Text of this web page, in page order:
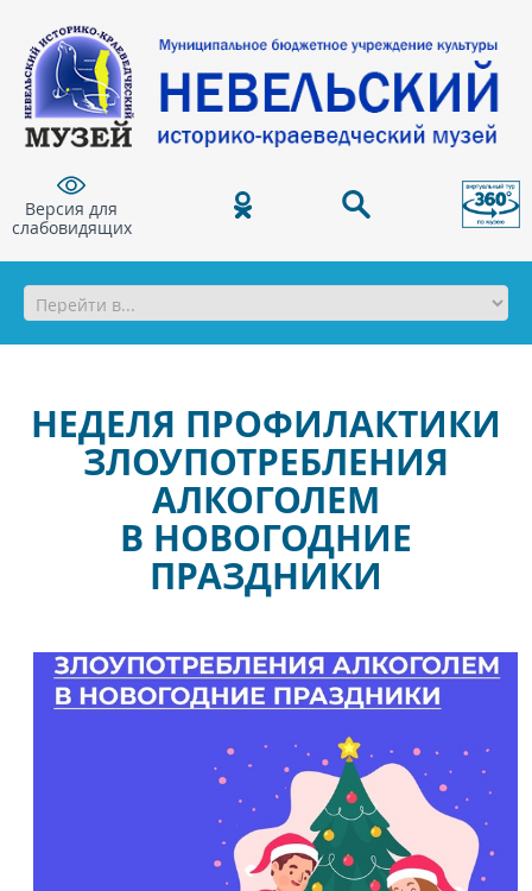
Версия для
слабовидящих
НЕДЕЛЯ ПРОФИЛАКТИКИ
ЗЛОУПОТРЕБЛЕНИЯ
АЛКОГОЛЕМ
В НОВОГОДНИЕ
ПРАЗДНИКИ